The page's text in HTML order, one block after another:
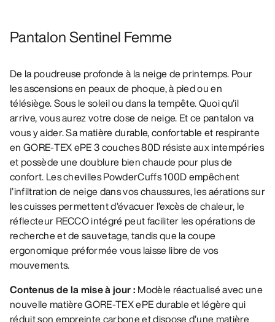
Pantalon Sentinel Femme
De la poudreuse profonde à la neige de printemps. Pour
les ascensions en peaux de phoque, à pied ou en
télésiège. Sous le soleil ou dans la tempête. Quoi qu’il
arrive, vous aurez votre dose de neige. Et ce pantalon va
vous y aider. Sa matière durable, confortable et respirante
en GORE-TEX ePE 3 couches 80D résiste aux intempéries
et possède une doublure bien chaude pour plus de
confort. Les chevilles PowderCuffs 100D empêchent
l’infiltration de neige dans vos chaussures, les aérations sur
les cuisses permettent d’évacuer l’excès de chaleur, le
réflecteur RECCO intégré peut faciliter les opérations de
recherche et de sauvetage, tandis que la coupe
ergonomique préformée vous laisse libre de vos
mouvements.
Contenus de la mise à jour : Modèle réactualisé avec une
nouvelle matière GORE-TEX ePE durable et légère qui